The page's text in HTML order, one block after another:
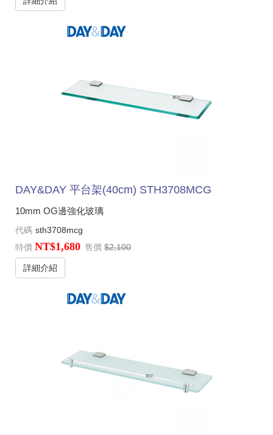
DAY&DAY 平台架(40cm) STH3708MCG
10mm OG邊強化玻璃
代碼 sth3708mcg
特價 NT$1,680 售價 $2,100
詳細介紹